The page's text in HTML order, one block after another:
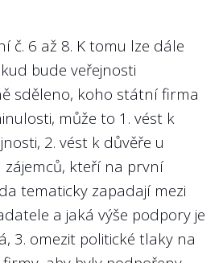
u státních firmem
rukou veřejnosti. V
banky nebo OECD je
a adekvátní podmínky pro
členů kontrolních orgánů
značný důraz.
Česko odměny
rad na rozdíl od odměn
zveřejňujeme. Chceme však
na fakt, že z našeho
zvýšených nárocích na členy
č. 6 až 8. K tomu lze dále
bude veřejnosti
sděleno, koho státní firma
může to 1. vést k
2. vést k důvěře u
kteří na první
tematicky zapadají mezi
a jaká výše podpory je
3. omezit politické tlaky na